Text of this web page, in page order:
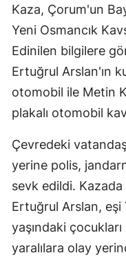
Kaza, Çorum'un
Yeni Osmancık
Edinilen bilgilere
Ertuğrul Arslan'ın
otomobil ile Metin
plakalı otomobil
Çevredeki
yerine polis,
sevk edildi.
Ertuğrul Arslan, eşi
yaşındaki
yaralılara olay